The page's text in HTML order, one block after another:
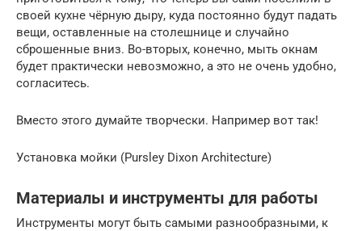
своей кухне чёрную дыру, куда постоянно будут падать
вещи, оставленные на столешнице и случайно
сброшенные вниз. Во-вторых, конечно, мыть окнам
будет практически невозможно, а это не очень удобно,
согласитесь.
Вместо этого думайте творчески. Например вот так!
Установка мойки (Pursley Dixon Architecture)
Материалы и инструменты для работы
Инструменты могут быть самыми разнообразными, к